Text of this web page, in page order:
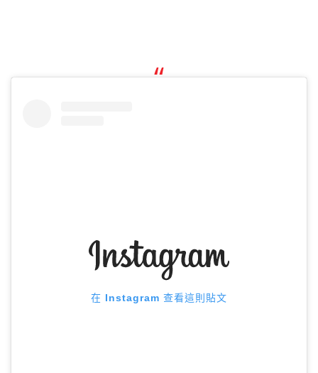
在 Instagram 查看這則貼文